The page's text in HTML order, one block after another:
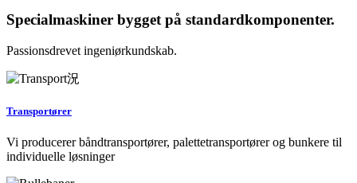
Specialmaskiner bygget på standardkomponenter.
Passionsdrevet ingeniørkundskab.
Transportører
Vi producerer båndtransportører, palettetransportører og bunkere til
individuelle løsninger